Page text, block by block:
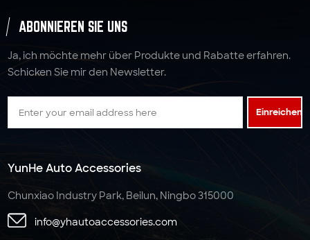
ABONNIEREN SIE UNS
Ja, ich möchte mehr über Produkte und Rabatte erfahren.
Schicken Sie mir den Newsletter.
Einreichen
YunHe Auto Accessories
Chunxiao Industry Park, Beilun, Ningbo 315000
info@yhautoaccessories.com